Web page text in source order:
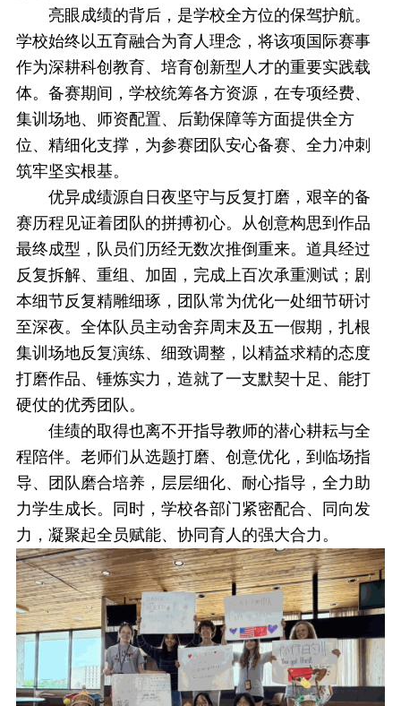
亮眼成绩的背后，是学校全方位的保驾护航。
学校始终以五育融合为育人理念，将该项国际赛事
作为深耕科创教育、培育创新型人才的重要实践载
体。备赛期间，学校统筹各方资源，在专项经费、
集训场地、师资配置、后勤保障等方面提供全方
位、精细化支撑，为参赛团队安心备赛、全力冲刺
筑牢坚实根基。
优异成绩源自日夜坚守与反复打磨，艰辛的备
赛历程见证着团队的拼搏初心。从创意构思到作品
最终成型，队员们历经无数次推倒重来。道具经过
反复拆解、重组、加固，完成上百次承重测试；剧
本细节反复精雕细琢，团队常为优化一处细节研讨
至深夜。全体队员主动舍弃周末及五一假期，扎根
集训场地反复演练、细致调整，以精益求精的态度
打磨作品、锤炼实力，造就了一支默契十足、能打
硬仗的优秀团队。
佳绩的取得也离不开指导教师的潜心耕耘与全
程陪伴。老师们从选题打磨、创意优化，到临场指
导、团队磨合培养，层层细化、耐心指导，全力助
力学生成长。同时，学校各部门紧密配合、同向发
力，凝聚起全员赋能、协同育人的强大合力。